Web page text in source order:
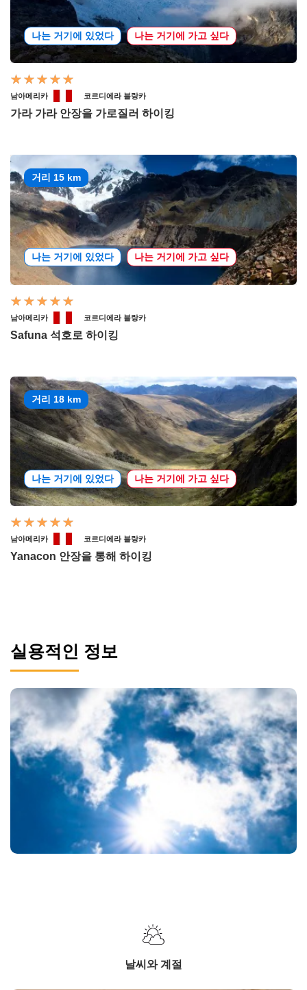
나는 거기에 있었다 나는 거기에 가고 싶다
남아메리카 코르디에라 블랑카
가라 가라 안장을 가로질러 하이킹
거리 15 km
나는 거기에 있었다 나는 거기에 가고 싶다
남아메리카 코르디에라 블랑카
Safuna 석호로 하이킹
거리 18 km
나는 거기에 있었다 나는 거기에 가고 싶다
남아메리카 코르디에라 블랑카
Yanacon 안장을 통해 하이킹
실용적인 정보
날씨와 계절